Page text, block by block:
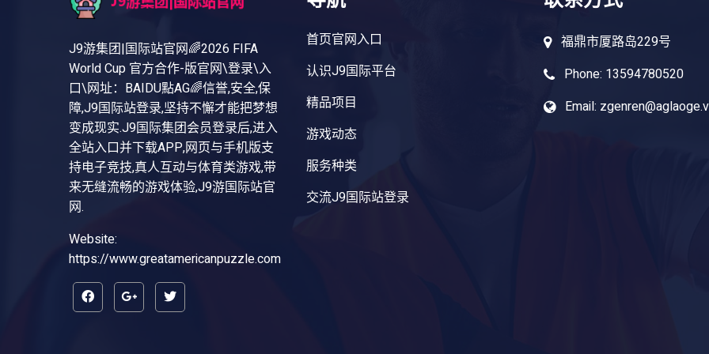
J9游集团|国际站官网🌈2026 FIFA
World Cup 官方合作-版官网\登录\入
口\网址：BAIDU點AG🌈信誉,安全,保
障,J9国际站登录,坚持不懈才能把梦想
变成现实.J9国际集团会员登录后,进入
全站入口并下载APP,网页与手机版支
持电子竞技,真人互动与体育类游戏,带
来无缝流畅的游戏体验,J9游国际站官
网.
Website:
https://www.greatamericanpuzzle.com
首页官网入口
认识J9国际平台
精品项目
游戏动态
服务种类
交流J9国际站登录
福鼎市厦路岛229号
Phone: 13594780520
Email: